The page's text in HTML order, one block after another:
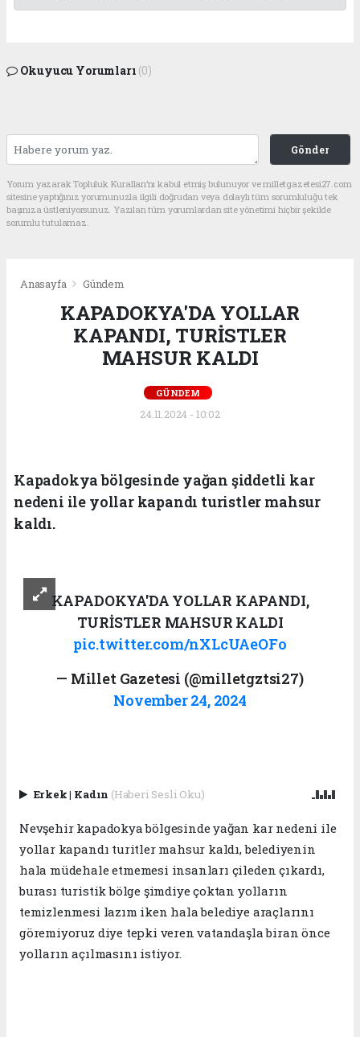
Okuyucu Yorumları (0)
Gönder
Yorum yazarak Topluluk Kuralları’nı kabul etmiş bulunuyor ve milletgazetesi27.com
sitesine yaptığınız yorumunuzla ilgili doğrudan veya dolaylı tüm sorumluluğu tek
başınıza üstleniyorsunuz. Yazılan tüm yorumlardan site yönetimi hiçbir şekilde
sorumlu tutulamaz.
Anasayfa Gündem
KAPADOKYA'DA YOLLAR
KAPANDI, TURİSTLER
MAHSUR KALDI
GÜNDEM
24.11.2024 - 10:02
Kapadokya bölgesinde yağan şiddetli kar
nedeni ile yollar kapandı turistler mahsur
kaldı.
KAPADOKYA'DA YOLLAR KAPANDI,
TURİSTLER MAHSUR KALDI
pic.twitter.com/nXLcUAeOFo
— Millet Gazetesi (@milletgztsi27)
November 24, 2024
Erkek| Kadın (Haberi Sesli Oku)
Nevşehir kapadokya bölgesinde yağan kar nedeni ile
yollar kapandı turitler mahsur kaldı, belediyenin
hala müdehale etmemesi insanları çileden çıkardı,
burası turistik bölge şimdiye çoktan yolların
temizlenmesi lazım iken hala belediye araçlarını
göremiyoruz diye tepki veren vatandaşla biran önce
yolların açılmasını istiyor.